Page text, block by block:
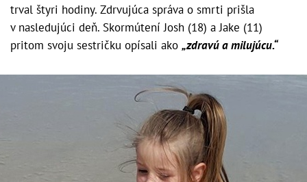
trval štyri hodiny. Zdrvujúca správa o smrti prišla
v nasledujúci deň. Skormútení Josh (18) a Jake (11)
pritom svoju sestričku opísali ako „zdravú a milujúcu.“